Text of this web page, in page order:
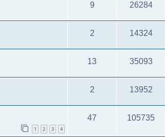
9 26284
2 14324
13 35093
2 13952
1 2 3 4
47 105735